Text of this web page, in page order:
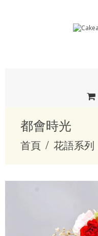
都會時光
首頁 花語系列